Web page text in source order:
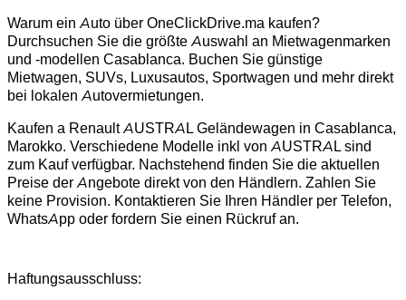
Warum ein Auto über OneClickDrive.ma kaufen?
Durchsuchen Sie die größte Auswahl an Mietwagenmarken
und -modellen Casablanca. Buchen Sie günstige
Mietwagen, SUVs, Luxusautos, Sportwagen und mehr direkt
bei lokalen Autovermietungen.
Kaufen a Renault AUSTRAL Geländewagen in Casablanca,
Marokko. Verschiedene Modelle inkl von AUSTRAL sind
zum Kauf verfügbar. Nachstehend finden Sie die aktuellen
Preise der Angebote direkt von den Händlern. Zahlen Sie
keine Provision. Kontaktieren Sie Ihren Händler per Telefon,
WhatsApp oder fordern Sie einen Rückruf an.
Haftungsausschluss: